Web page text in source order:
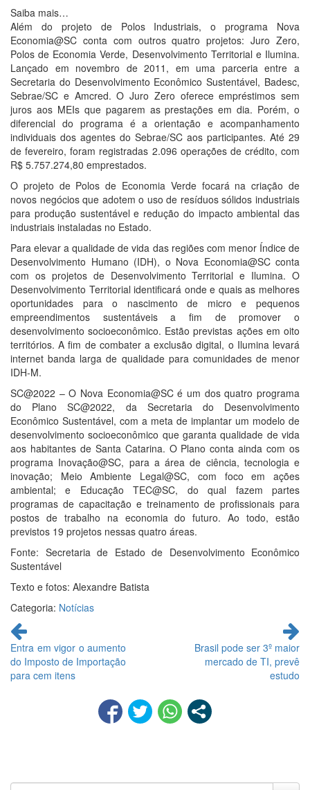
Saiba mais…
Além do projeto de Polos Industriais, o programa Nova
Economia@SC conta com outros quatro projetos: Juro Zero,
Polos de Economia Verde, Desenvolvimento Territorial e Ilumina.
Lançado em novembro de 2011, em uma parceria entre a
Secretaria do Desenvolvimento Econômico Sustentável, Badesc,
Sebrae/SC e Amcred. O Juro Zero oferece empréstimos sem
juros aos MEIs que pagarem as prestações em dia. Porém, o
diferencial do programa é a orientação e acompanhamento
individuais dos agentes do Sebrae/SC aos participantes. Até 29
de fevereiro, foram registradas 2.096 operações de crédito, com
R$ 5.757.274,80 emprestados.
O projeto de Polos de Economia Verde focará na criação de
novos negócios que adotem o uso de resíduos sólidos industriais
para produção sustentável e redução do impacto ambiental das
industriais instaladas no Estado.
Para elevar a qualidade de vida das regiões com menor Índice de
Desenvolvimento Humano (IDH), o Nova Economia@SC conta
com os projetos de Desenvolvimento Territorial e Ilumina. O
Desenvolvimento Territorial identificará onde e quais as melhores
oportunidades para o nascimento de micro e pequenos
empreendimentos sustentáveis a fim de promover o
desenvolvimento socioeconômico. Estão previstas ações em oito
territórios. A fim de combater a exclusão digital, o Ilumina levará
internet banda larga de qualidade para comunidades de menor
IDH-M.
SC@2022 – O Nova Economia@SC é um dos quatro programa
do Plano SC@2022, da Secretaria do Desenvolvimento
Econômico Sustentável, com a meta de implantar um modelo de
desenvolvimento socioeconômico que garanta qualidade de vida
aos habitantes de Santa Catarina. O Plano conta ainda com os
programa Inovação@SC, para a área de ciência, tecnologia e
inovação; Meio Ambiente Legal@SC, com foco em ações
ambiental; e Educação TEC@SC, do qual fazem partes
programas de capacitação e treinamento de profissionais para
postos de trabalho na economia do futuro. Ao todo, estão
previstos 19 projetos nessas quatro áreas.
Fonte: Secretaria de Estado de Desenvolvimento Econômico
Sustentável
Texto e fotos: Alexandre Batista
Categoria: Notícias
Continue
lendo
Entra em vigor o aumento
do Imposto de Importação
para cem itens
Brasil pode ser 3º maior
mercado de TI, prevê
estudo